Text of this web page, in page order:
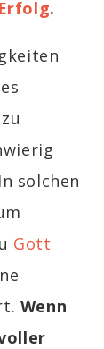
Erfolg.
solchen
Gott
Wenn